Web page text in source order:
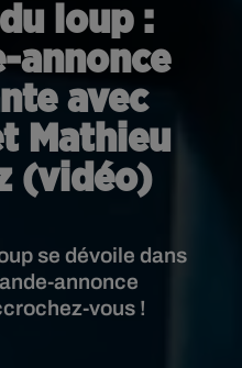
loup :
annonce
avec
Mathieu
(vidéo)
se dévoile dans
annonce
vous !